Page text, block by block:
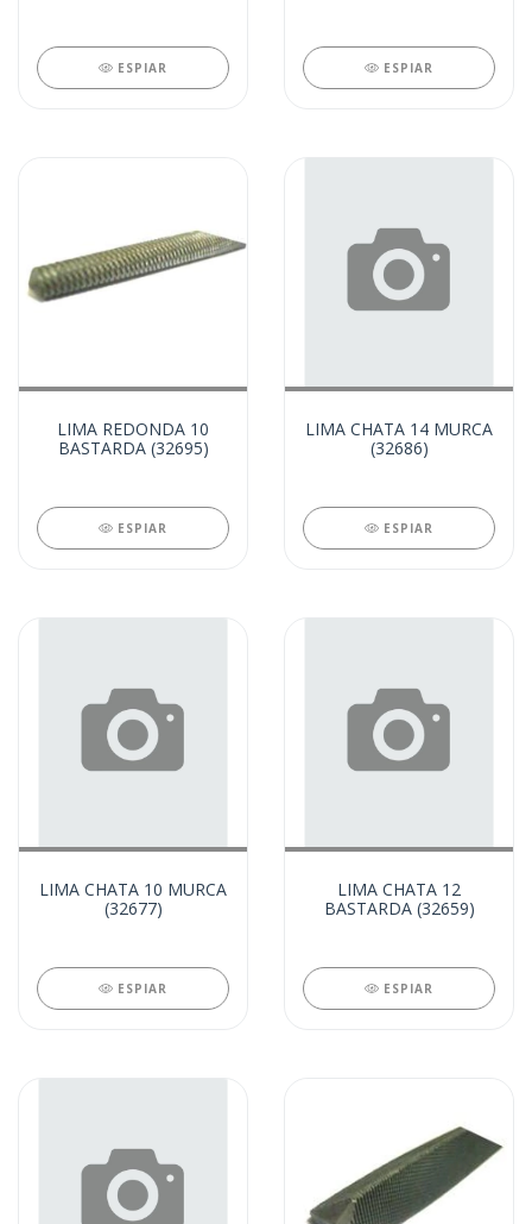
ESPIAR ESPIAR
LIMA REDONDA 10
BASTARDA (32695)
ESPIAR
LIMA CHATA 14 MURCA
(32686)
ESPIAR
LIMA CHATA 10 MURCA
(32677)
ESPIAR
LIMA CHATA 12
BASTARDA (32659)
ESPIAR